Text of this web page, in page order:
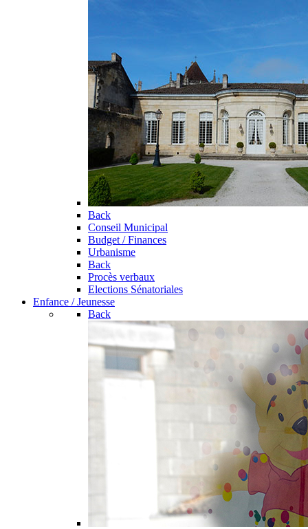
Back
Conseil Municipal
Budget / Finances
Urbanisme
Back
Procès verbaux
Elections Sénatoriales
Enfance / Jeunesse
Back